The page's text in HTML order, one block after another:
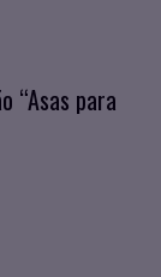
“Asas para